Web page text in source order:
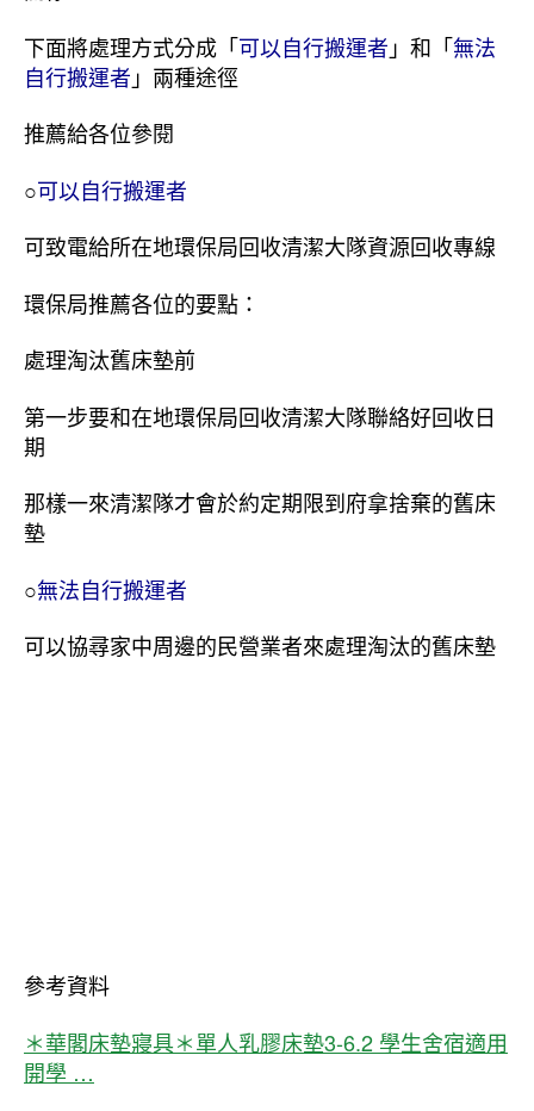
下面將處理方式分成「可以自行搬運者 」和「無法
自行搬運者 」兩種途徑
推薦給各位參閱
○可以自行搬運者
可致電給所在地環保局回收清潔大隊資源回收專線
環保局推薦各位的要點：
處理淘汰舊床墊前
第一步要和在地環保局回收清潔大隊聯絡好回收日
期
那樣一來清潔隊才會於約定期限到府拿捨棄的舊床
墊
○無法自行搬運者
可以協尋家中周邊的民營業者來處理淘汰的舊床墊
參考資料
＊華閣床墊寢具＊單人乳膠床墊3-6.2 學生舍宿適用
開學 …